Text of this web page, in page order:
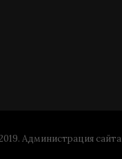
Администрация сайта